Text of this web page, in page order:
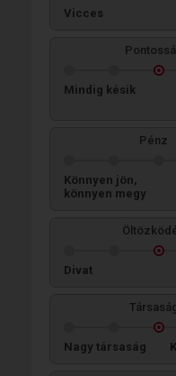
Vicces
Mindig késik
Pénz
Könnyen jön,
könnyen megy
Divat
Nagy társaság